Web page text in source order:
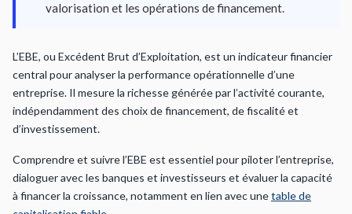
valorisation et les opérations de financement.
L’EBE, ou Excédent Brut d’Exploitation, est un indicateur financier
central pour analyser la performance opérationnelle d’une
entreprise. Il mesure la richesse générée par l’activité courante,
indépendamment des choix de financement, de fiscalité et
d’investissement.
Comprendre et suivre l’EBE est essentiel pour piloter l’entreprise,
dialoguer avec les banques et investisseurs et évaluer la capacité
à financer la croissance, notamment en lien avec unetable de